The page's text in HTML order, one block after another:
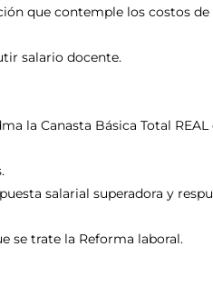
que contemple los costos
salario docente.
la Canasta Básica Total
salarial superadora y
se trate la Reforma laboral.